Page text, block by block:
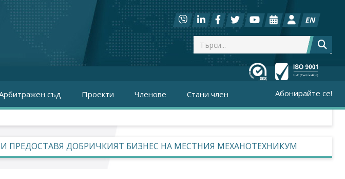
EN
съд Проекти Членове Стани член Абонирайте се!
ПРЕДОСТАВЯ ДОБРИЧКИЯТ БИЗНЕС НА МЕСТНИЯ МЕХАНОТЕХНИКУМ